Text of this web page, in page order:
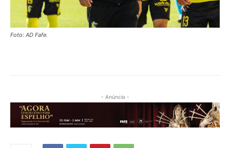
Foto: AD Fafe.
- Anúncio -